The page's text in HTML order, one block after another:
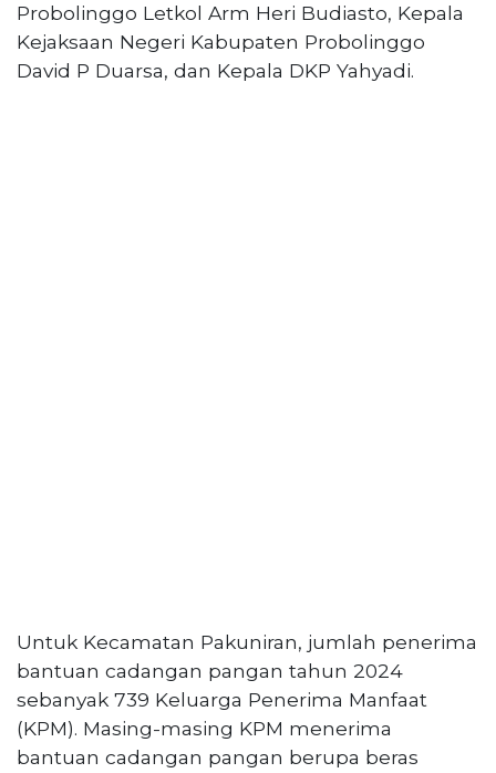
Probolinggo Letkol Arm Heri Budiasto, Kepala
Kejaksaan Negeri Kabupaten Probolinggo
David P Duarsa, dan Kepala DKP Yahyadi.
Untuk Kecamatan Pakuniran, jumlah penerima
bantuan cadangan pangan tahun 2024
sebanyak 739 Keluarga Penerima Manfaat
(KPM). Masing-masing KPM menerima
bantuan cadangan pangan berupa beras